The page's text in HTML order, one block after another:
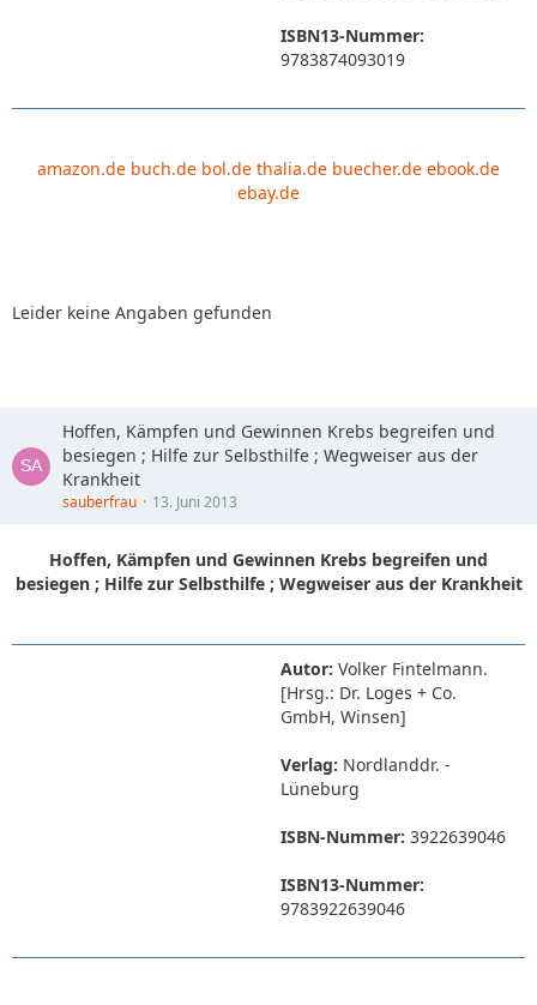
ISBN13-Nummer:
9783874093019
amazon.de buch.de bol.de thalia.de buecher.de ebook.de
ebay.de
Leider keine Angaben gefunden
Hoffen, Kämpfen und Gewinnen Krebs begreifen und
besiegen ; Hilfe zur Selbsthilfe ; Wegweiser aus der
Krankheit
sauberfrau 13. Juni 2013
Hoffen, Kämpfen und Gewinnen Krebs begreifen und
besiegen ; Hilfe zur Selbsthilfe ; Wegweiser aus der Krankheit
Autor: Volker Fintelmann.
[Hrsg.: Dr. Loges + Co.
GmbH, Winsen]
Verlag: Nordlanddr. -
Lüneburg
ISBN-Nummer: 3922639046
ISBN13-Nummer:
9783922639046